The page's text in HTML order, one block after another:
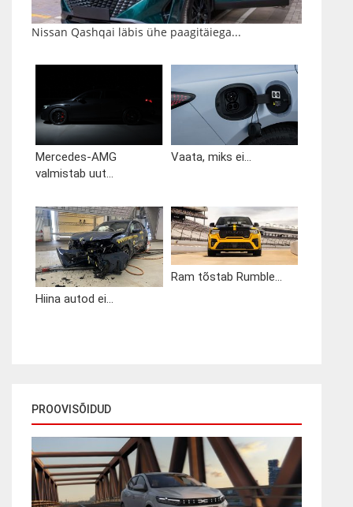
Nissan Qashqai läbis ühe paagitäiega...
Mercedes-AMG
valmistab uut...
Vaata, miks ei...
Hiina autod ei...
Ram tõstab Rumble...
PROOVISÕIDUD